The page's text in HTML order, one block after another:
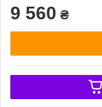
9 560 ₴